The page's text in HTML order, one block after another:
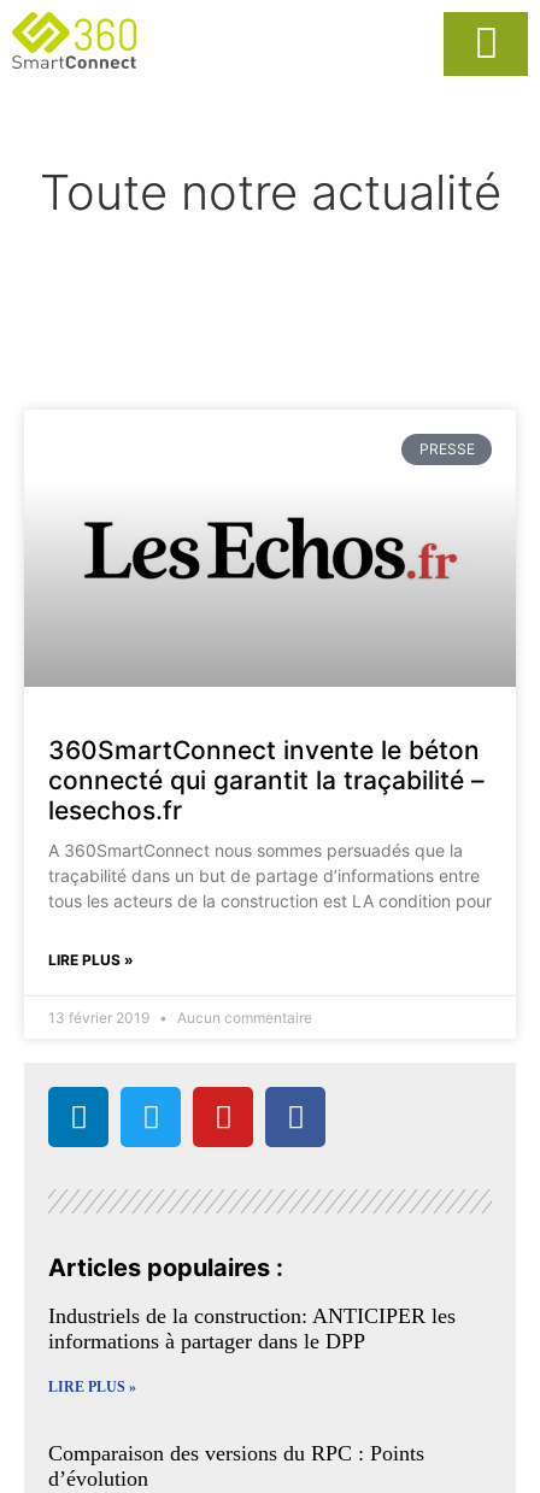
Toute notre actualité
PRESSE
360SmartConnect invente le béton
connecté qui garantit la traçabilité –
lesechos.fr
A 360SmartConnect nous sommes persuadés que la
traçabilité dans un but de partage d’informations entre
tous les acteurs de la construction est LA condition pour
LIRE PLUS »
13 février 2019 Aucun commentaire
Articles populaires :
Industriels de la construction: ANTICIPER les
informations à partager dans le DPP
LIRE PLUS »
Comparaison des versions du RPC : Points
d’évolution